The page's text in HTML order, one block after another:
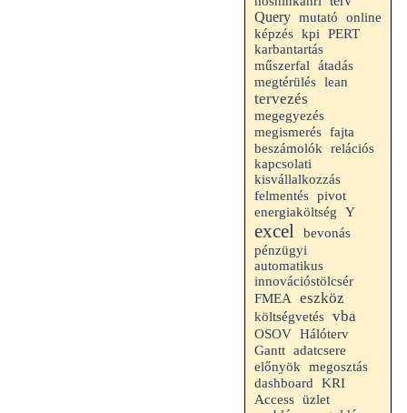
Query mutató
online
képzés kpi
PERT
karbantartás
műszerfal
átadás
megtérülés lean
tervezés
megegyezés
megismerés fajta
beszámolók
relációs
kapcsolati
kisvállalkozzás
felmentés pivot
energiaköltség
Y
excel
bevonás
pénzügyi
automatikus
innovációstölcsér
FMEA
eszköz
költségvetés vba
OSOV Hálóterv
Gantt adatcsere
előnyök
megosztás
dashboard
KRI
Access üzlet